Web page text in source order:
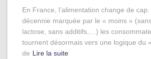
En France, l’alimentation change de
décennie marquée par le « moins »
lactose, sans additifs,…) les
tournent désormais vers une logique du
de Lire la suite